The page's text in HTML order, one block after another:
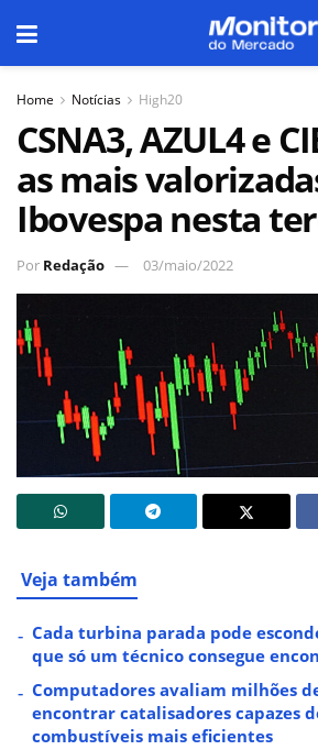
Home Notícias High20
CSNA3, AZUL4 e
as mais
Ibovespa nesta
Por Redação 03/maio/2022
Veja também
Cada turbina parada pode
que só um técnico consegue
Computadores avaliam milhões
encontrar catalisadores capazes
combustíveis mais eficientes